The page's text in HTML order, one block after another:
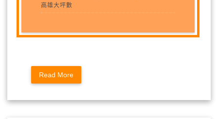
高雄大坪數
Read More